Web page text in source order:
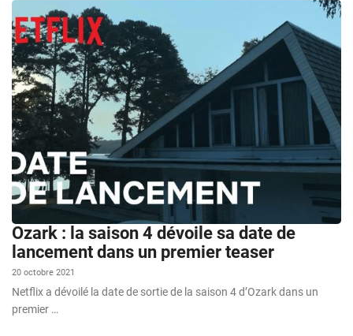
Ozark : la saison 4 dévoile sa date de
lancement dans un premier teaser
20 octobre 2021
Netflix a dévoilé la date de sortie de la saison 4 d’Ozark dans un
premier …